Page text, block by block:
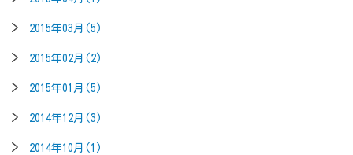
2015年03月(5)
2015年02月(2)
2015年01月(5)
2014年12月(3)
2014年10月(1)